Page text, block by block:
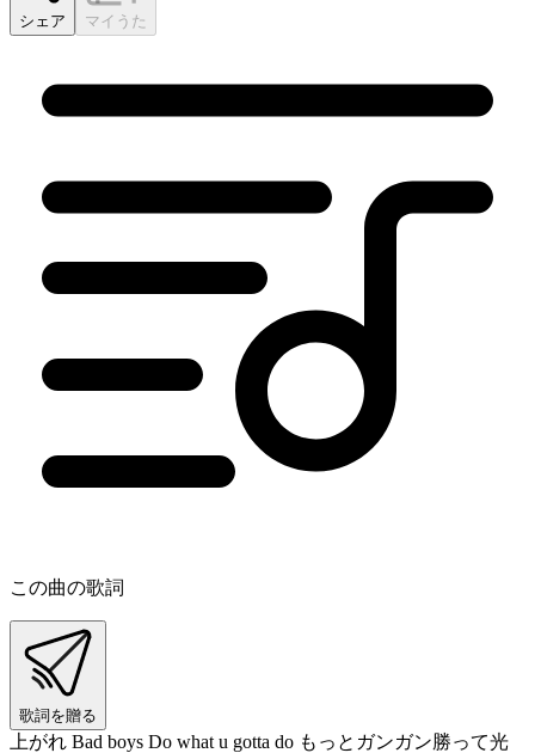
シェア マイうた
この曲の歌詞
歌詞を贈る
上がれ Bad boys Do what u gotta do もっとガンガン勝って光